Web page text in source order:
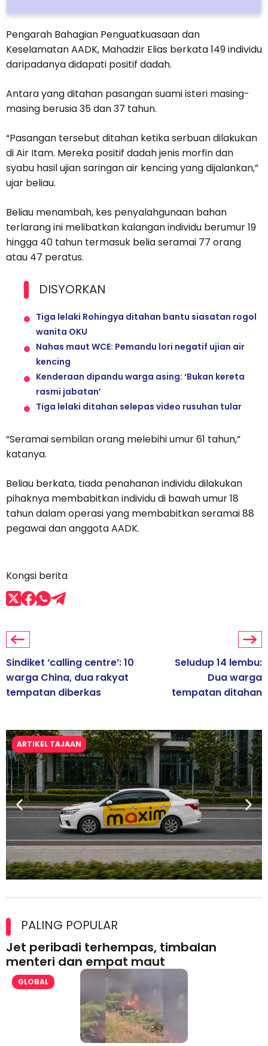
Pengarah Bahagian Penguatkuasaan dan
Keselamatan AADK, Mahadzir Elias berkata 149 individu
daripadanya didapati positif dadah.
Antara yang ditahan pasangan suami isteri masing-
masing berusia 35 dan 37 tahun.
“Pasangan tersebut ditahan ketika serbuan dilakukan
di Air Itam. Mereka positif dadah jenis morfin dan
syabu hasil ujian saringan air kencing yang dijalankan,”
ujar beliau.
Beliau menambah, kes penyalahgunaan bahan
terlarang ini melibatkan kalangan individu berumur 19
hingga 40 tahun termasuk belia seramai 77 orang
atau 47 peratus.
DISYORKAN
Tiga lelaki Rohingya ditahan bantu siasatan rogol
wanita OKU
Nahas maut WCE: Pemandu lori negatif ujian air
kencing
Kenderaan dipandu warga asing: ‘Bukan kereta
rasmi jabatan’
Tiga lelaki ditahan selepas video rusuhan tular
“Seramai sembilan orang melebihi umur 61 tahun,”
katanya.
Beliau berkata, tiada penahanan individu dilakukan
pihaknya membabitkan individu di bawah umur 18
tahun dalam operasi yang membabitkan seramai 88
pegawai dan anggota AADK.
Kongsi berita
Sindiket ‘calling centre’: 10
warga China, dua rakyat
tempatan diberkas
Seludup 14 lembu:
Dua warga
tempatan ditahan
ARTIKEL TAJAAN
lesen separuh pertama 2026
PALING POPULAR
Jet peribadi terhempas, timbalan
menteri dan empat maut
GLOBAL